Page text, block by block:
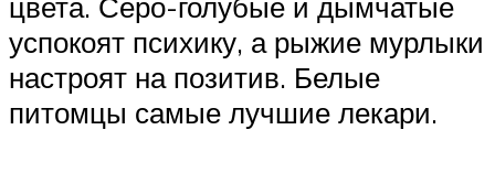
успокоят психику, а рыжие мурлыки
настроят на позитив. Белые
питомцы самые лучшие лекари.